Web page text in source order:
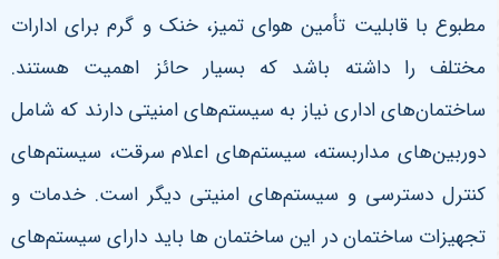
مطبوع با قابلیت تأمین هوای تمیز، خنک و گرم برای ادارات
مختلف را داشته باشد که بسیار حائز اهمیت هستند.
ساختمان‌های اداری نیاز به سیستم‌های امنیتی دارند که شامل
دوربین‌های مداربسته، سیستم‌های اعلام سرقت، سیستم‌های
کنترل دسترسی و سیستم‌های امنیتی دیگر است. خدمات و
تجهیزات ساختمان در این ساختمان ها باید دارای سیستم‌های